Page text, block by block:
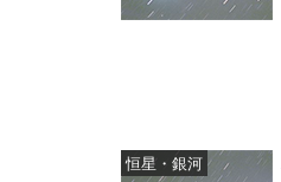
恒星・銀河